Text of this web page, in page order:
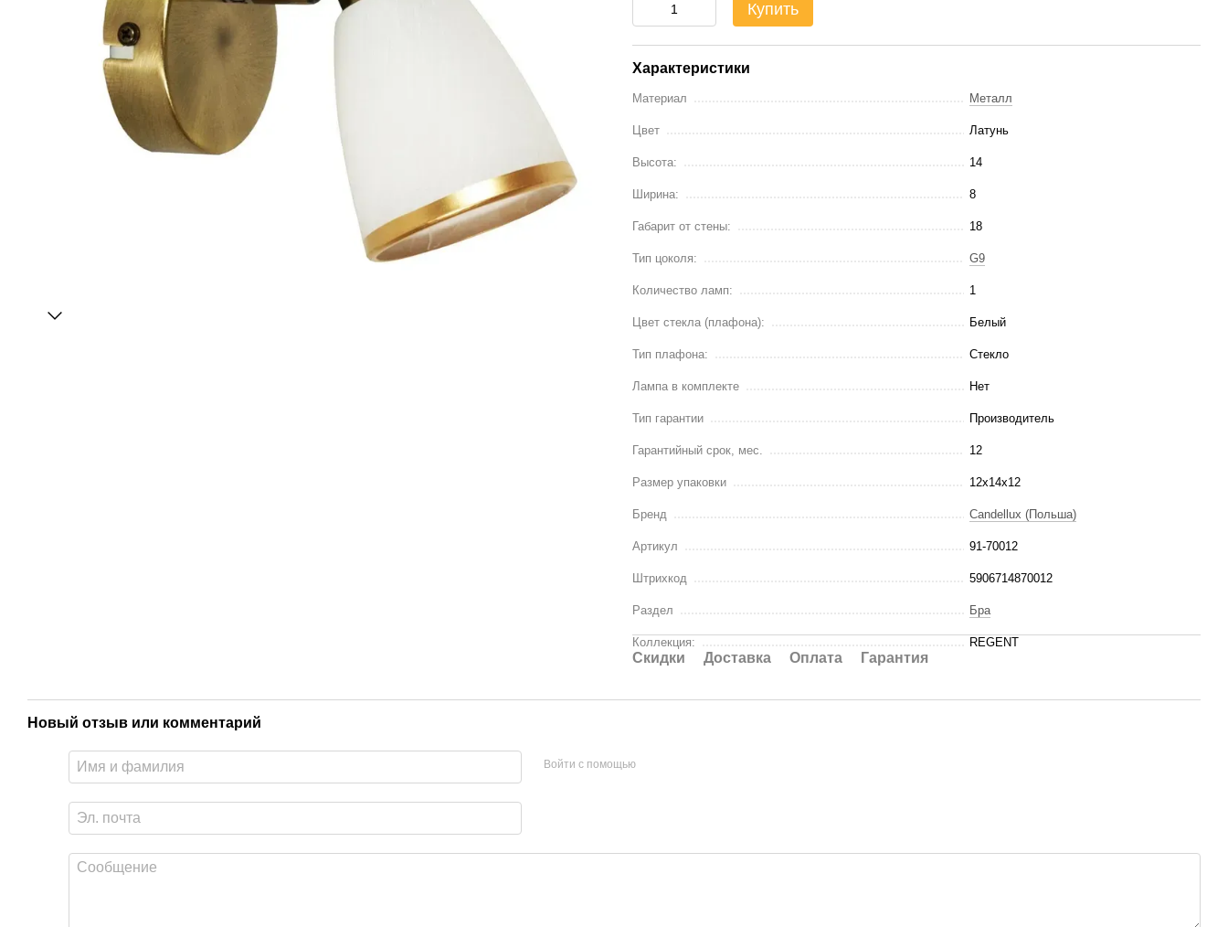
Купить
Характеристики
Материал Металл
Цвет Латунь
Высота: 14
Ширина: 8
Габарит от стены: 18
Тип цоколя: G9
Количество ламп: 1
Цвет стекла (плафона): Белый
Тип плафона: Стекло
Лампа в комплекте Нет
Тип гарантии Производитель
Гарантийный срок, мес. 12
Размер упаковки 12x14x12
Бренд Candellux (Польша)
Артикул 91-70012
Штрихкод 5906714870012
Раздел Бра
Коллекция: REGENT
Cкидки Доставка Оплата Гарантия
Новый отзыв или комментарий
Войти с помощью